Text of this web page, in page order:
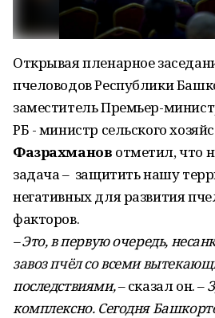
Открывая пленарное
пчеловодов Республики
заместитель Премьер-
РБ - министр сельского
Фазрахманов отметил, что
задача – защитить нашу
негативных для развития
факторов.
– Это, в первую очередь,
завоз пчёл со всеми
последствиями,– сказал он. –
комплексно. Сегодня